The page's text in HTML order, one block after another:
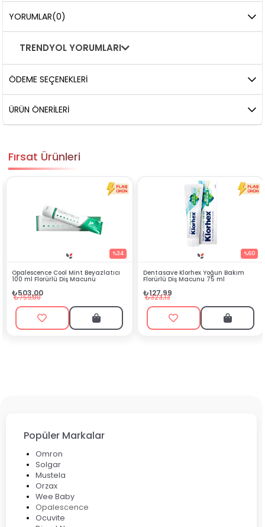
YORUMLAR(0)
TRENDYOL YORUMLARI
ÖDEME SEÇENEKLERI
ÜRÜN ÖNERILERI
Fırsat Ürünleri
Cool Mint Beyazlatıcı
ml Florürlü Diş Macunu
Dentasave Klorhex Yoğun Bakım
Florürlü Diş Macunu 75 ml
₺127,99
₺323,13
Popüler Markalar
Omron
Solgar
Mustela
Orzax
Wee Baby
Opalescence
Ocuvite